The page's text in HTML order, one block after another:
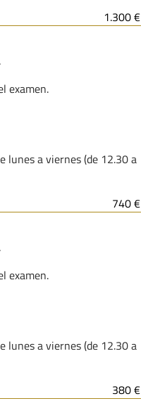
1.300 €
examen.
lunes a viernes (de 12.30 a
740 €
examen.
lunes a viernes (de 12.30 a
380 €